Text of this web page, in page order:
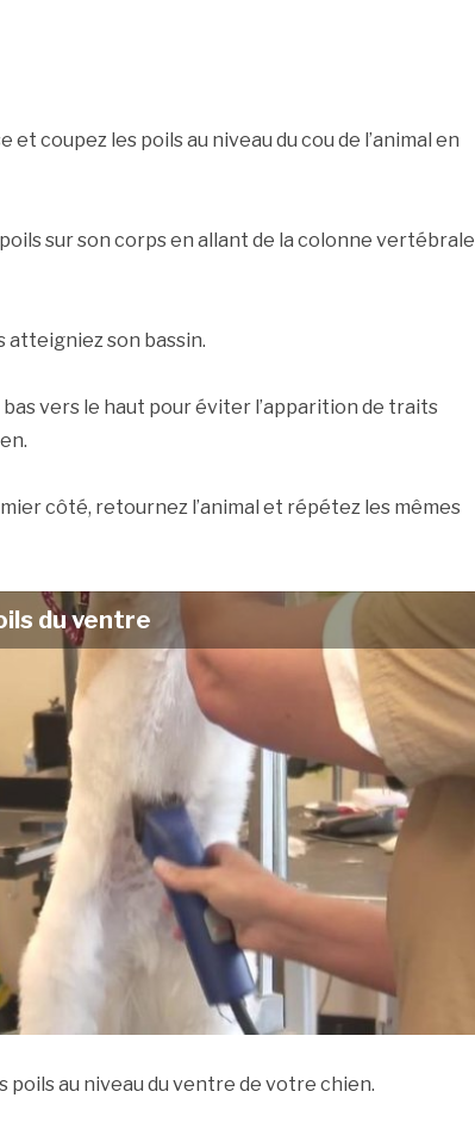
coupez les poils au niveau du cou de l’animal en
sur son corps en allant de la colonne vertébrale
atteigniez son bassin.
vers le haut pour éviter l’apparition de traits
côté, retournez l’animal et répétez les mêmes
du ventre
au niveau du ventre de votre chien.